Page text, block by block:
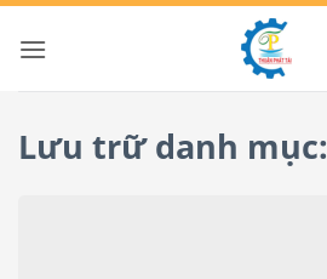
Bỏ
qua
Lưu trữ danh mục: